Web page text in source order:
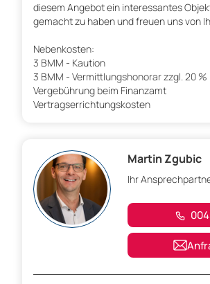
diesem Angebot ein interessantes
gemacht zu haben und freuen uns von
Nebenkosten:
3 BMM - Kaution
3 BMM - Vermittlungshonorar zzgl. 20 %
Vergebührung beim Finanzamt
Vertragserrichtungskosten
Martin Zgubic
Ihr